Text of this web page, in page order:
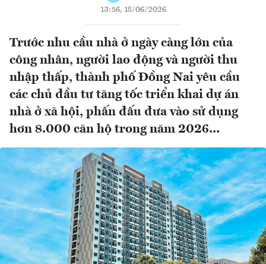
13:56, 18/06/2026
Trước nhu cầu nhà ở ngày càng lớn của
công nhân, người lao động và người thu
nhập thấp, thành phố Đồng Nai yêu cầu
các chủ đầu tư tăng tốc triển khai dự án
nhà ở xã hội, phấn đấu đưa vào sử dụng
hơn 8.000 căn hộ trong năm 2026...